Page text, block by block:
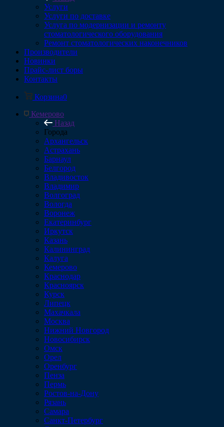
Услуги
Услуги по доставке
Услуга по модернизации и ремонту
стоматологического оборудования
Ремонт стоматологических наконечников
Производители
Новинки
Прайс-лист боры
Контакты
Корзина0
Кемерово
Назад
Города
Архангельск
Астрахань
Барнаул
Белгород
Владивосток
Владимир
Волгоград
Вологда
Воронеж
Екатеринбург
Иркутск
Казань
Калининград
Калуга
Кемерово
Краснодар
Красноярск
Курск
Липецк
Махачкала
Москва
Нижний Новгород
Новосибирск
Омск
Орел
Оренбург
Пенза
Пермь
Ростов-на-Дону
Рязань
Самара
Санкт-Петербург